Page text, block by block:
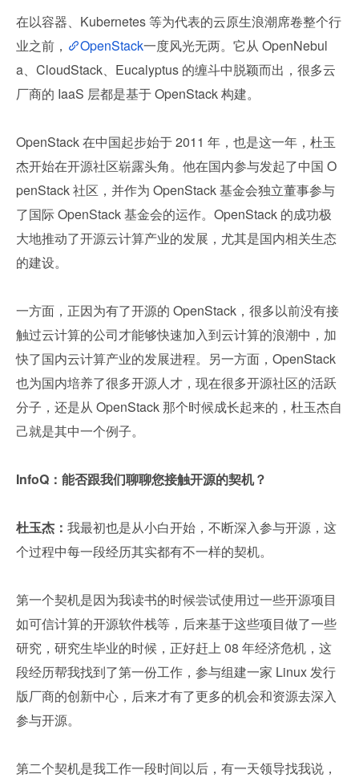
在以容器、Kubernetes 等为代表的云原生浪潮席卷整个行
业之前，
OpenStack一度风光无两。它从 OpenNebul
a、CloudStack、Eucalyptus 的缠斗中脱颖而出，很多云
厂商的 IaaS 层都是基于 OpenStack 构建。
OpenStack 在中国起步始于 2011 年，也是这一年，杜玉
杰开始在开源社区崭露头角。他在国内参与发起了中国 O
penStack 社区，并作为 OpenStack 基金会独立董事参与
了国际 OpenStack 基金会的运作。OpenStack 的成功极
大地推动了开源云计算产业的发展，尤其是国内相关生态
的建设。
一方面，正因为有了开源的 OpenStack，很多以前没有接
触过云计算的公司才能够快速加入到云计算的浪潮中，加
快了国内云计算产业的发展进程。另一方面，OpenStack
也为国内培养了很多开源人才，现在很多开源社区的活跃
分子，还是从 OpenStack 那个时候成长起来的，杜玉杰自
己就是其中一个例子。
InfoQ：能否跟我们聊聊您接触开源的契机？
杜玉杰： 我最初也是从小白开始，不断深入参与开源，这
个过程中每一段经历其实都有不一样的契机。
第一个契机是因为我读书的时候尝试使用过一些开源项目
如可信计算的开源软件栈等，后来基于这些项目做了一些
研究，研究生毕业的时候，正好赶上 08 年经济危机，这
段经历帮我找到了第一份工作，参与组建一家 Linux 发行
版厂商的创新中心，后来才有了更多的机会和资源去深入
参与开源。
第二个契机是我工作一段时间以后，有一天领导找我说，